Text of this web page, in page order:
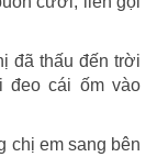
đã thấu đến trời
đeo cái ốm vào
chị em sang bên